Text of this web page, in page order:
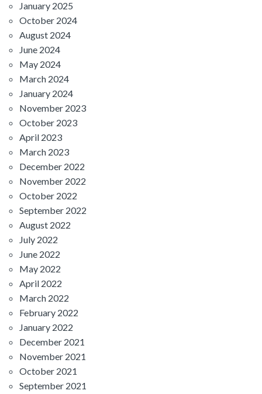
January 2025
October 2024
August 2024
June 2024
May 2024
March 2024
January 2024
November 2023
October 2023
April 2023
March 2023
December 2022
November 2022
October 2022
September 2022
August 2022
July 2022
June 2022
May 2022
April 2022
March 2022
February 2022
January 2022
December 2021
November 2021
October 2021
September 2021